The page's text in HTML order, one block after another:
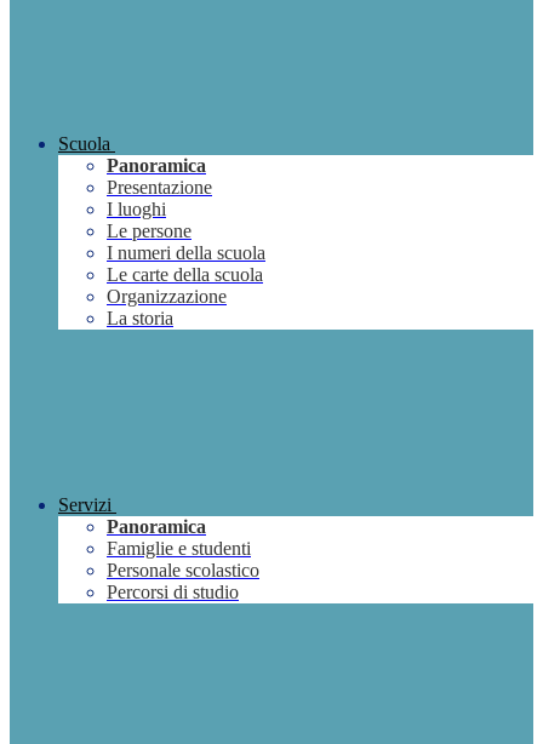
Scuola
Panoramica
Presentazione
I luoghi
Le persone
I numeri della scuola
Le carte della scuola
Organizzazione
La storia
Servizi
Panoramica
Famiglie e studenti
Personale scolastico
Percorsi di studio